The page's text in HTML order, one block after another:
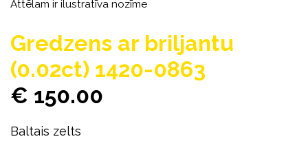
Attēlam ir ilustratīva nozīme
Gredzens ar briljantu
(0.02ct) 1420-0863
€ 150.00
Baltais zelts